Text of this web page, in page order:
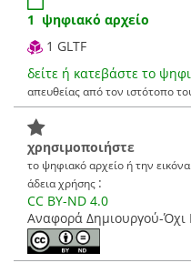
1 ψηφιακό αρχείο
1 GLTF
δείτε ή κατεβάστε το
απευθείας από τον ιστότοπο
χρησιμοποιήστε
το ψηφιακό αρχείο ή την
άδεια χρήσης :
CC BY-ND 4.0
Αναφορά Δημιουργού-